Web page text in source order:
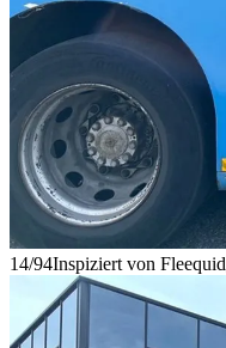
14/94Inspiziert von Fleequid